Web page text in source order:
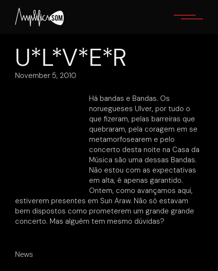
content
U*L*V*E*R
November 5, 2010
Há bandas e Bandas. Os
noruegueses Ulver, por tudo o
que fizeram, pelas barreiras que
quebraram, pela coragem em se
metamorfosearem e pelo
concerto desta noite na Casa da
Música são uma dessas Bandas.
Não estou com as expectativas
em alta, é apenas garantido.
Ontem, como avançamos aqui,
estiverem presentes em Sun Araw. Não só estavam
bem dispostos como prometerem um grande grande
concerto. Mas alguém tem mesmo dúvidas?
News